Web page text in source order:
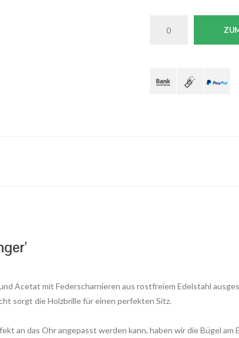
Acetat mit Federscharnieren aus rostfreiem Edelstahl
sorgt die Holzbrille für einen perfekten Sitz.
an das Ohr angepasst werden kann, haben wir die Bügel